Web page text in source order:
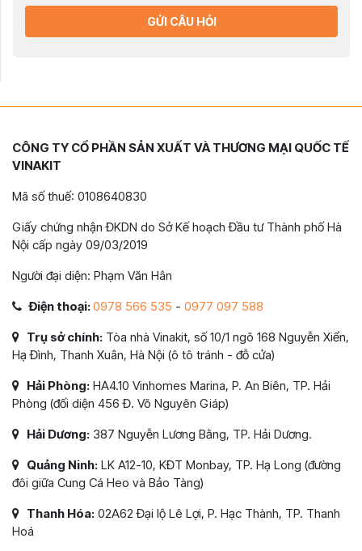
GỬI CÂU HỎI
CÔNG TY CỔ PHẦN SẢN XUẤT VÀ THƯƠNG MẠI QUỐC TẾ
VINAKIT
Mã số thuế: 0108640830
Giấy chứng nhận ĐKDN do Sở Kế hoạch Đầu tư Thành phố Hà
Nội cấp ngày 09/03/2019
Người đại diện: Phạm Văn Hân
Điện thoại:0978 566 535 - 0977 097 588
Trụ sở chính: Tòa nhà Vinakit, số 10/1 ngõ 168 Nguyễn Xiển,
Hạ Đình, Thanh Xuân, Hà Nội (ô tô tránh - đỗ cửa)
Hải Phòng: HA4.10 Vinhomes Marina, P. An Biên, TP. Hải
Phòng (đối diện 456 Đ. Võ Nguyên Giáp)
Hải Dương: 387 Nguyễn Lương Bằng, TP. Hải Dương.
Quảng Ninh: LK A12-10, KĐT Monbay, TP. Hạ Long (đường
đôi giữa Cung Cá Heo và Bảo Tàng)
Thanh Hóa: 02A62 Đại lộ Lê Lợi, P. Hạc Thành, TP. Thanh
Hoá